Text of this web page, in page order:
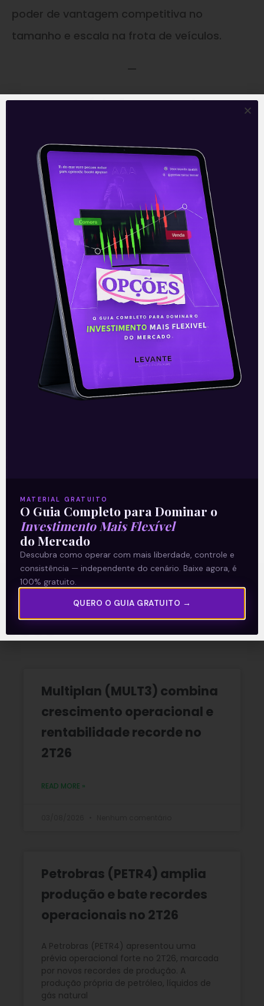
poder de vantagem competitiva no
tamanho e escala na frota de veículos.
—
Este conteúdo faz parte da nossa
Para ficar por dentro do universo dos
investimentos de maneira prática,
clique abaixo e
inscreva-se
gratuitamente!
—
Leia também:Resultado da Localiza
(RENT3) do 1T21.
O conteúdo foi útil para você? Compartilhe!
Recomendado para
você
Multiplan (MULT3) combina
crescimento operacional e
rentabilidade recorde no
2T26
READ MORE »
Petrobras (PETR4) amplia
produção e bate recordes
operacionais no 2T26
A Petrobras (PETR4) apresentou uma
prévia operacional forte no 2T26, marcada
por novos recordes de produção. A
produção própria de petróleo, líquidos de
gás natural
MATERIAL GRATUITO
O Guia Completo para Dominar o
Investimento Mais Flexível
do Mercado
Descubra como operar com mais liberdade, controle e
consistência — independente do cenário. Baixe agora, é
100% gratuito.
QUERO O GUIA GRATUITO →